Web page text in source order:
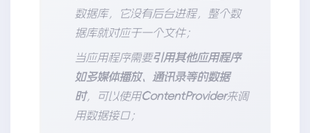
数据库，它没有后台进程，整个数
据库就对应于一个文件；
当应用程序需要引用其他应用程序
如多媒体播放、通讯录等的数据
时，可以使用ContentProvider来调
用数据接口；